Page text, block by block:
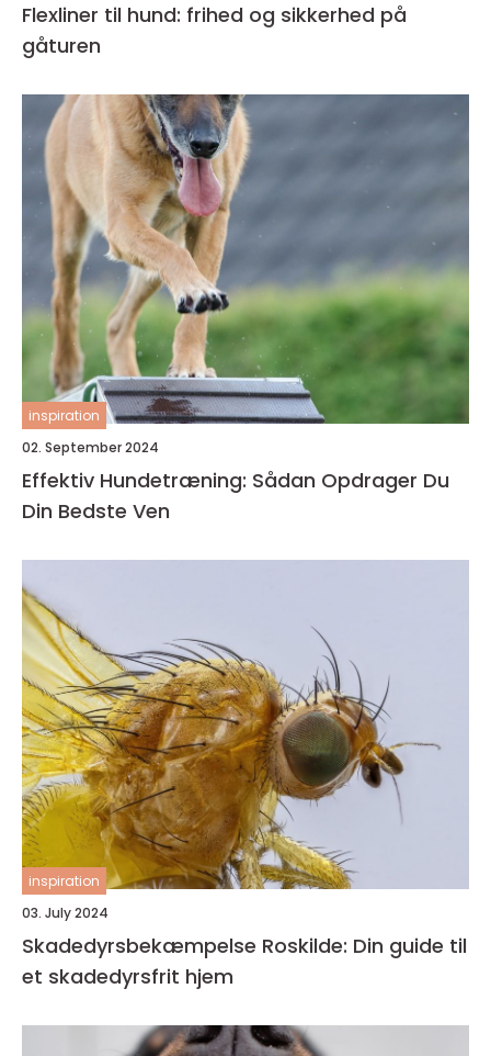
Flexliner til hund: frihed og sikkerhed på
gåturen
inspiration
02. September 2024
Effektiv Hundetræning: Sådan Opdrager Du
Din Bedste Ven
inspiration
03. July 2024
Skadedyrsbekæmpelse Roskilde: Din guide til
et skadedyrsfrit hjem